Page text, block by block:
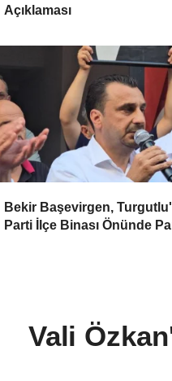
Açıklaması
Bekir Başevirgen,
Parti İlçe Binası Önünde
Vali